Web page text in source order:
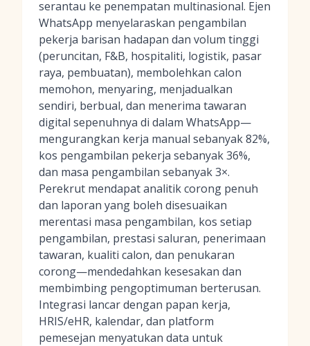
serantau ke penempatan multinasional. Ejen
WhatsApp menyelaraskan pengambilan
pekerja barisan hadapan dan volum tinggi
(peruncitan, F&B, hospitaliti, logistik, pasar
raya, pembuatan), membolehkan calon
memohon, menyaring, menjadualkan
sendiri, berbual, dan menerima tawaran
digital sepenuhnya di dalam WhatsApp—
mengurangkan kerja manual sebanyak 82%,
kos pengambilan pekerja sebanyak 36%,
dan masa pengambilan sebanyak 3×.
Perekrut mendapat analitik corong penuh
dan laporan yang boleh disesuaikan
merentasi masa pengambilan, kos setiap
pengambilan, prestasi saluran, penerimaan
tawaran, kualiti calon, dan penukaran
corong—mendedahkan kesesakan dan
membimbing pengoptimuman berterusan.
Integrasi lancar dengan papan kerja,
HRIS/eHR, kalendar, dan platform
pemesejan menyatukan data untuk